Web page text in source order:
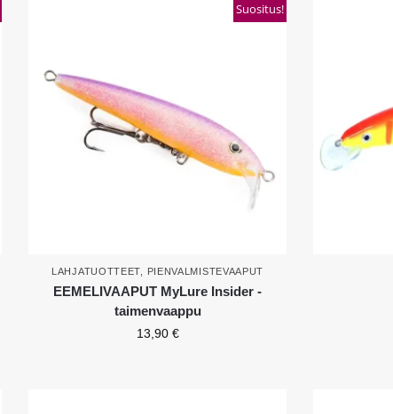
Suositus!
LAHJATUOTTEET PIENVALMISTEVAAPUT
EEMELIVAAPUT MyLure Insider -
taimenvaappu
13,90 €